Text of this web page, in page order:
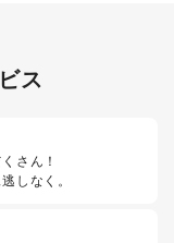
ス
さん！
しなく。